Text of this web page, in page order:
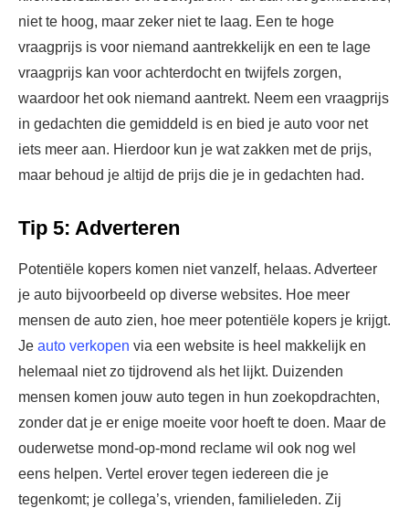
niet te hoog, maar zeker niet te laag. Een te hoge
vraagprijs is voor niemand aantrekkelijk en een te lage
vraagprijs kan voor achterdocht en twijfels zorgen,
waardoor het ook niemand aantrekt. Neem een vraagprijs
in gedachten die gemiddeld is en bied je auto voor net
iets meer aan. Hierdoor kun je wat zakken met de prijs,
maar behoud je altijd de prijs die je in gedachten had.
Tip 5: Adverteren
Potentiële kopers komen niet vanzelf, helaas. Adverteer
je auto bijvoorbeeld op diverse websites. Hoe meer
mensen de auto zien, hoe meer potentiële kopers je krijgt.
Je auto verkopen via een website is heel makkelijk en
helemaal niet zo tijdrovend als het lijkt. Duizenden
mensen komen jouw auto tegen in hun zoekopdrachten,
zonder dat je er enige moeite voor hoeft te doen. Maar de
ouderwetse mond-op-mond reclame wil ook nog wel
eens helpen. Vertel erover tegen iedereen die je
tegenkomt; je collega’s, vrienden, familieleden. Zij